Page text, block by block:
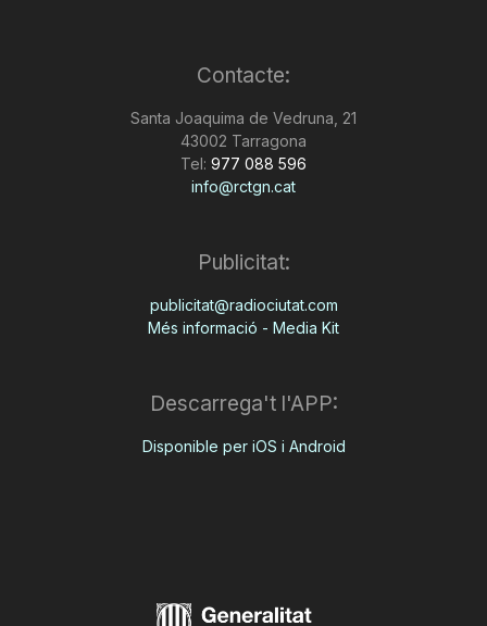
Contacte:
Santa Joaquima de Vedruna, 21
43002 Tarragona
Tel: 977 088 596
info@rctgn.cat
Publicitat:
publicitat@radiociutat.com
Més informació - Media Kit
Descarrega't l'APP:
Disponible per iOS i Android